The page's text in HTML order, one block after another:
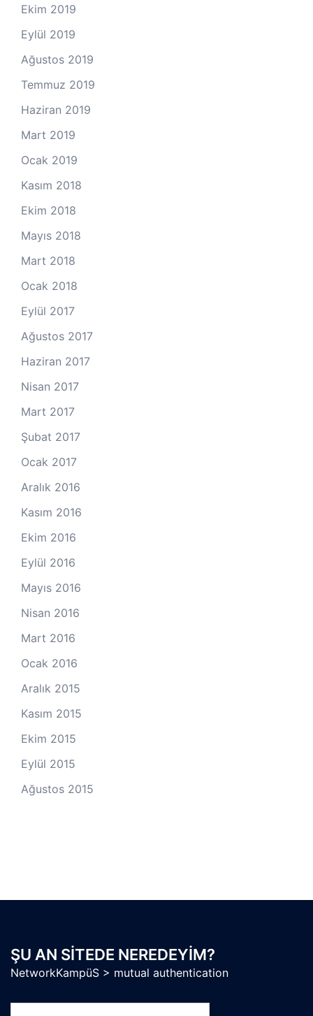
Ekim 2019
Eylül 2019
Ağustos 2019
Temmuz 2019
Haziran 2019
Mart 2019
Ocak 2019
Kasım 2018
Ekim 2018
Mayıs 2018
Mart 2018
Ocak 2018
Eylül 2017
Ağustos 2017
Haziran 2017
Nisan 2017
Mart 2017
Şubat 2017
Ocak 2017
Aralık 2016
Kasım 2016
Ekim 2016
Eylül 2016
Mayıs 2016
Nisan 2016
Mart 2016
Ocak 2016
Aralık 2015
Kasım 2015
Ekim 2015
Eylül 2015
Ağustos 2015
ŞU AN SITEDE NEREDEYIM?
NetworkKampüS > mutual authentication